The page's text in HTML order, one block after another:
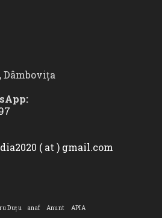
Dâmbovița
( at ) gmail.com
Duțu anaf Anunt
APIA